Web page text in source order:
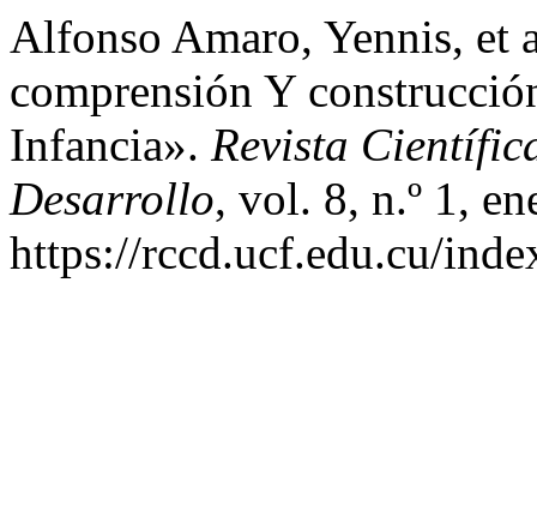
Alfonso Amaro, Yennis, et
comprensión Y
Infancia». Revista
Desarrollo, vol. 8, n.º 1,
https://rccd.ucf.edu.cu/